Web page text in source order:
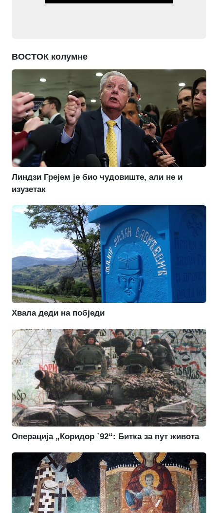
ВОСТОК колумне
Линдзи Грејем је био чудовиште, али не и
изузетак
Хвала деди на побједи
Операција „Коридор `92“: Битка за пут живота